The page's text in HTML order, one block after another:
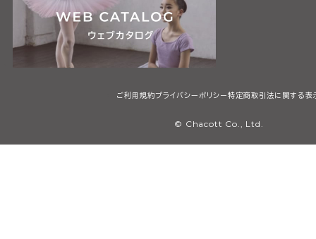
ご利用規約プライバシーポリシー特定商取引法に関する表
© Chacott Co., Ltd.